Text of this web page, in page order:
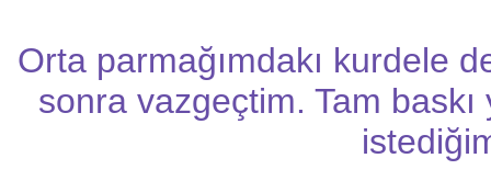
Orta parmağımdakı kurdele
sonra vazgeçtim. Tam